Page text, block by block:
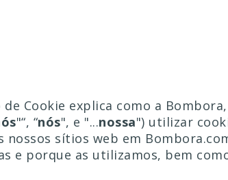
de Cookie explica como a
"“, “nós", e "...nossa") utilizar
nossos sítios web em
e porque as utilizamos, bem